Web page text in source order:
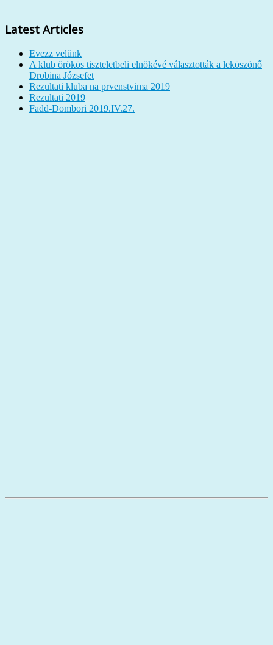
Latest Articles
Evezz velünk
A klub örökös tiszteletbeli elnökévé választották a leköszönő
Drobina Józsefet
Rezultati kluba na prvenstvima 2019
Rezultati 2019
Fadd-Dombori 2019.IV.27.